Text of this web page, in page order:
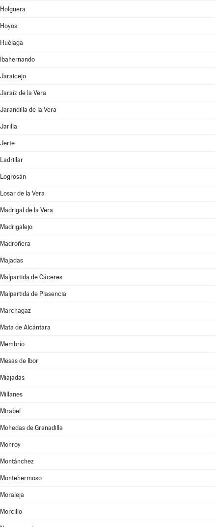
Holguera
Hoyos
Huélaga
Ibahernando
Jaraicejo
Jaraíz de la Vera
Jarandilla de la Vera
Jarilla
Jerte
Ladrillar
Logrosán
Losar de la Vera
Madrigal de la Vera
Madrigalejo
Madroñera
Majadas
Malpartida de Cáceres
Malpartida de Plasencia
Marchagaz
Mata de Alcántara
Membrío
Mesas de Ibor
Miajadas
Millanes
Mirabel
Mohedas de Granadilla
Monroy
Montánchez
Montehermoso
Moraleja
Morcillo